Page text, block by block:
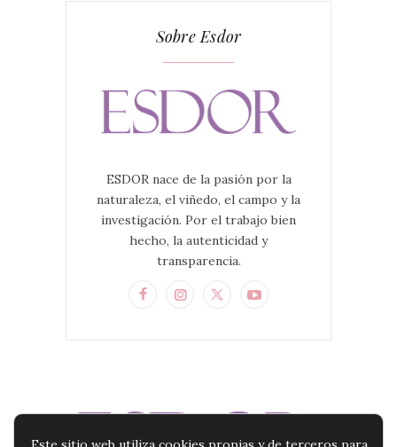
Sobre Esdor
ESDOR nace de la pasión por la
naturaleza, el viñedo, el campo y la
investigación. Por el trabajo bien
hecho, la autenticidad y
transparencia.